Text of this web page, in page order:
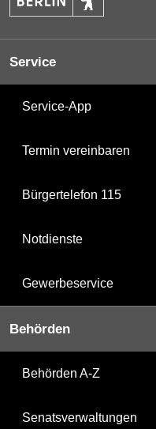
Service
Service-App
Termin vereinbaren
Bürgertelefon 115
Notdienste
Gewerbeservice
Behörden
Behörden A-Z
Senatsverwaltungen